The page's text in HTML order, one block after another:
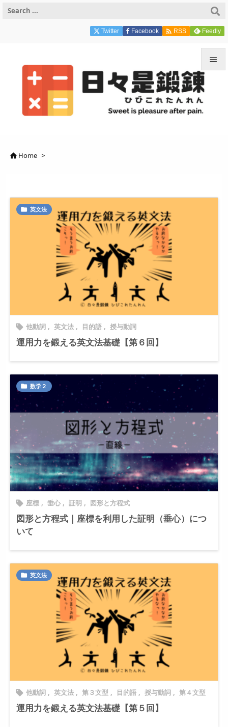

検索
Twitter Facebook  RSS Feedly
Home >
 英文法
 他動詞 , 英文法 , 目的語 , 授与動詞
運用力を鍛える英文法基礎【第６回】
 数学２
 座標 , 垂心 , 証明 , 図形と方程式
図形と方程式｜座標を利用した証明（垂心）につ
いて
 英文法
 他動詞 , 英文法 , 第３文型 , 目的語 , 授与動詞 , 第４文型
運用力を鍛える英文法基礎【第５回】